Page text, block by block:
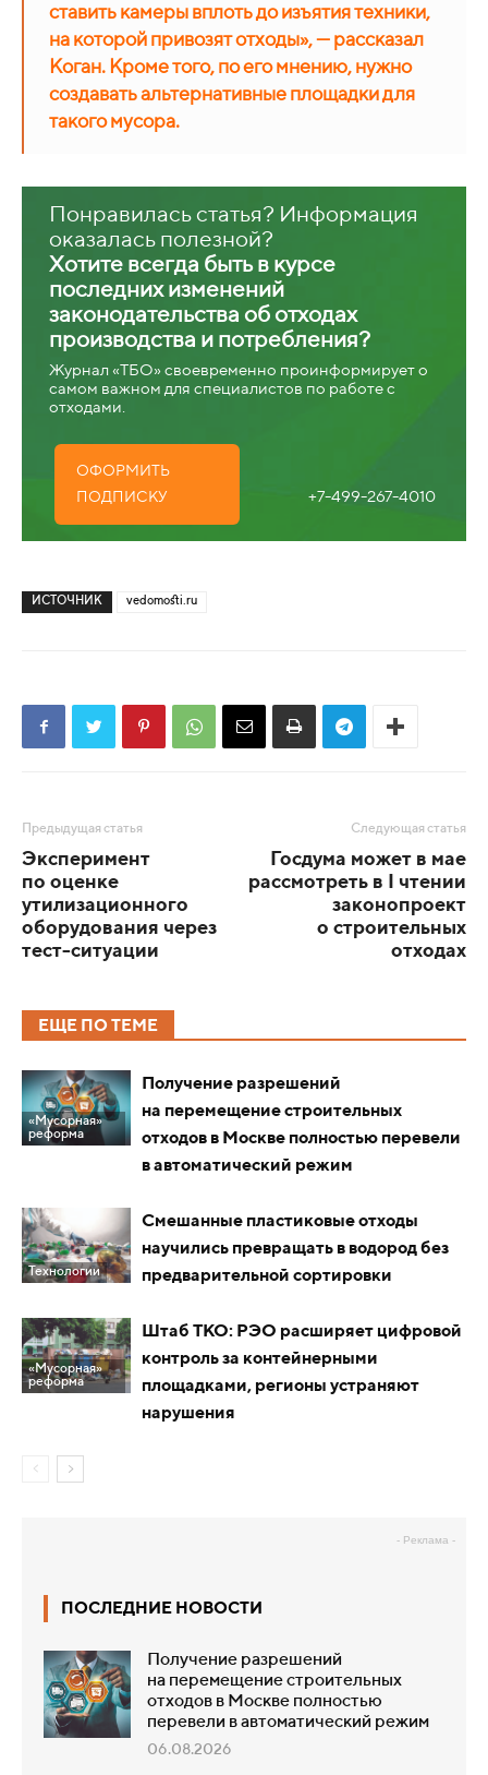
ставить камеры вплоть до изъятия техники,
на которой привозят отходы», — рассказал
Коган. Кроме того, по его мнению, нужно
создавать альтернативные площадки для
такого мусора.
Понравилась статья? Информация
оказалась полезной?
Хотите всегда быть в курсе
последних изменений
законодательства об отходах
производства и потребления?
Журнал «ТБО» своевременно проинформирует о
самом важном для специалистов по работе с
отходами.
ОФОРМИТЬ
ПОДПИСКУ
+7-499-267-4010
ИСТОЧНИК vedomosti.ru
Предыдущая статья
Эксперимент
по оценке
утилизационного
оборудования через
тест-ситуации
Следующая статья
Госдума может в мае
рассмотреть в I чтении
законопроект
о строительных
отходах
ЕЩЕ ПО ТЕМЕ
«Мусорная»
реформа
Получение разрешений
на перемещение строительных
отходов в Москве полностью перевели
в автоматический режим
Технологии
Смешанные пластиковые отходы
научились превращать в водород без
предварительной сортировки
«Мусорная»
реформа
Штаб ТКО: РЭО расширяет цифровой
контроль за контейнерными
площадками, регионы устраняют
нарушения
- Реклама -
ПОСЛЕДНИЕ НОВОСТИ
Получение разрешений
на перемещение строительных
отходов в Москве полностью
перевели в автоматический режим
06.08.2026